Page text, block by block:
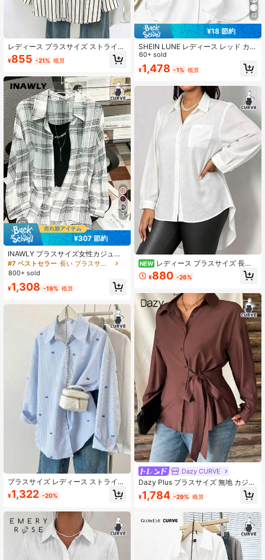
レディース プラスサイズ ストライプ
柄 襟付き ロールアップ袖 長袖シャ
ツ/ブラウス ポケット付き
¥855 -21% 概算
7
¥307 節約
INAWLY プラスサイズ女性カジュア
ル カレッジスタイル プリント ドロ
ップショルダー ルーズ カーブヘム
#7 ベストセラー
長い プラスサイズのブラウス
800+ sold
¥1,308 -19% 概算
プラスサイズ レディース ストライプ
カラーブロック プリント フロントボ
タン ラペルカラー シャツ、ルーズ
秋/冬 トップス
¥1,322 -20%
12
¥18 節約
SHEIN LUNE レディース レッド カジ
ュアル 半袖シャツ、夏ブラウス、レ
ディース ホリデー アウトゴーイング
シャツ
60+ sold
¥1,478 -1% 概算
NEW レディース プラスサイズ 長袖
シャツ、クラシックで多用途なエレ
ガントなホワイト襟付きブラウス
¥880 -26%
Dazy CURVE
Dazy Plus プラスサイズ 無地 カジュ
アル アシンメトリー前立て リボンデ
ザイン ゆったり 長袖 バーガンディ
¥1,784 -29% 概算